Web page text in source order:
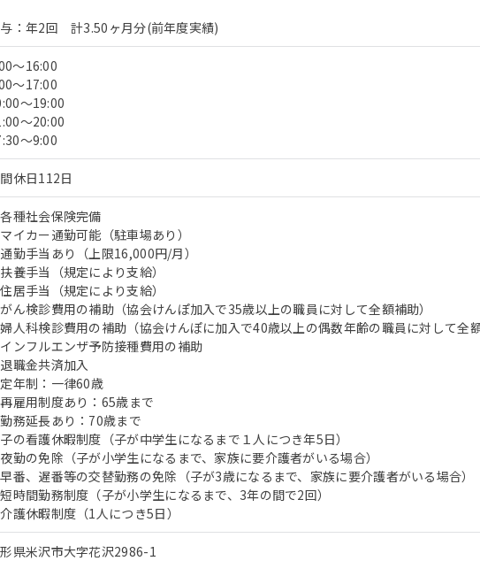
：年2回 計3.50ヶ月分(前年度実績)
～16:00
～17:00
～19:00
～20:00
～9:00
休日112日
各種社会保険完備
マイカー通勤可能（駐車場あり）
通勤手当あり（上限16,000円/月）
扶養手当（規定により支給）
住居手当（規定により支給）
がん検診費用の補助（協会けんぽ加入で35歳以上の職員に対して全額補助）
婦人科検診費用の補助（協会けんぽに加入で40歳以上の偶数年齢の職員に対して全
インフルエンザ予防接種費用の補助
退職金共済加入
定年制：一律60歳
再雇用制度あり：65歳まで
勤務延長あり：70歳まで
子の看護休暇制度（子が中学生になるまで１人につき年5日）
夜勤の免除（子が小学生になるまで、家族に要介護者がいる場合）
早番、遅番等の交替勤務の免除（子が3歳になるまで、家族に要介護者がいる場合）
短時間勤務制度（子が小学生になるまで、3年の間で2回）
介護休暇制度（1人につき5日）
県米沢市大字花沢2986-1